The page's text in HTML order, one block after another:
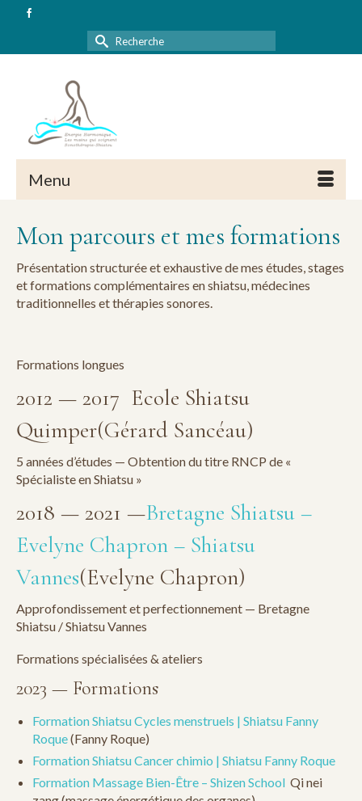
Rechercher :
Menu
Mon parcours et mes formations
Présentation structurée et exhaustive de mes études, stages
et formations complémentaires en shiatsu, médecines
traditionnelles et thérapies sonores.
Formations longues
2012 — 2017 Ecole Shiatsu
Quimper(Gérard Sancéau)
5 années d’études — Obtention du titre RNCP de «
Spécialiste en Shiatsu »
2018 — 2021 —Bretagne Shiatsu –
Evelyne Chapron – Shiatsu
Vannes(Evelyne Chapron)
Approfondissement et perfectionnement — Bretagne
Shiatsu / Shiatsu Vannes
Formations spécialisées & ateliers
2023 — Formations
Formation Shiatsu Cycles menstruels | Shiatsu Fanny
Roque(Fanny Roque)
Formation Shiatsu Cancer chimio | Shiatsu Fanny Roque
Formation Massage Bien-Être – Shizen School Qi nei